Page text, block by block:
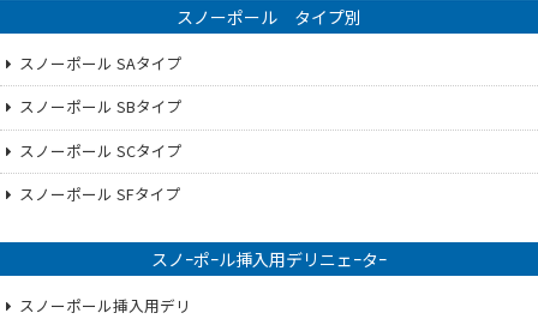
スノーポール タイプ別
スノーポール SAタイプ
スノーポール SBタイプ
スノーポール SCタイプ
スノーポール SFタイプ
スノｰポｰル挿入用デリニェｰタｰ
スノーポール挿入用デリ